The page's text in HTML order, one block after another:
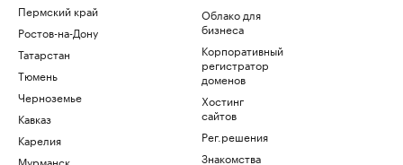
Пермский край
Ростов-на-Дону
Татарстан
Тюмень
Черноземье
Кавказ
Карелия
Мурманск
Облако для
бизнеса
Корпоративный
регистратор
доменов
Хостинг
сайтов
Рег.решения
Знакомства